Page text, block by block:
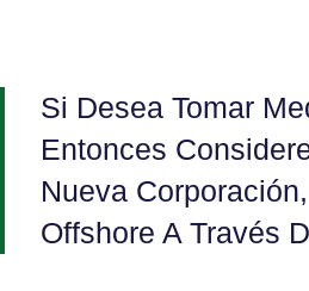
Si Desea Tomar
Entonces
Nueva
Offshore A Través